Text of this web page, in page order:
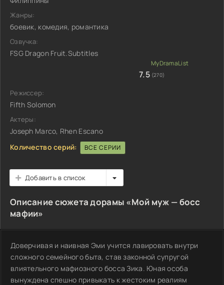
Жанры:
боевик, комедия, романтика
Озвучка:
FSG Dragon Fruit.Subtitles
7.5 (270)
Режиссер:
Fifth Solomon
Актеры:
Joseph Marco, Rhen Escano
Количество серий:
ВСЕ СЕРИИ
Добавить в список
Описание сюжета дорамы «Мой муж — босс
мафии»
Доверчивая и наивная Эми учится лавировать внутри
сложного семейного быта, став законной супругой
влиятельного мафиозного босса Зика. Юная особа
вынуждена спешно привыкать к жестоким реалиям